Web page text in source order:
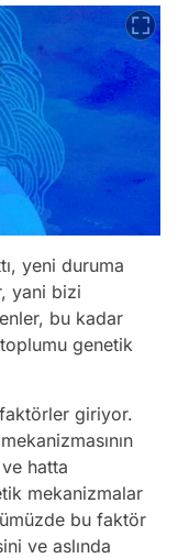
yeni duruma
yani bizi
bu kadar
genetik
giriyor.
hatta
mekanizmalar
bu faktör
ve aslında